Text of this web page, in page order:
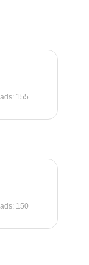
155
150